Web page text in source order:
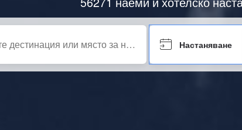
Настаняване